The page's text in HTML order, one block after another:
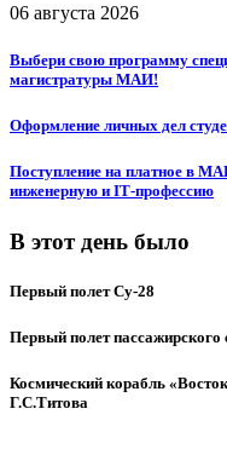
06 августа 2026
Выбери свою программу
магистратуры МАИ!
Оформление личных дел
Поступление на платное в
инженерную и IT‑профессию
В этот день было
Первый полет Су-28
Первый полет пассажирского
Космический корабль
Г.С.Титова